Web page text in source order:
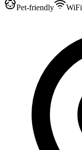
Pet-friendly WiFi